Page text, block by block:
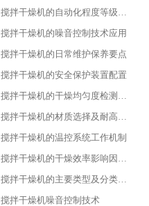
搅拌干燥机的自动化程度等级划分​
搅拌干燥机的噪音控制技术应用​
搅拌干燥机的日常维护保养要点​
搅拌干燥机的安全保护装置配置​
搅拌干燥机的干燥均匀度检测方法​
搅拌干燥机的材质选择及耐高温性能​
搅拌干燥机的温控系统工作机制
搅拌干燥机的干燥效率影响因素分析​
搅拌干燥机的主要类型及分类标准​
搅拌干燥机噪音控制技术